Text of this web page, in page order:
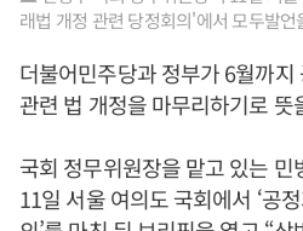
래법 개정 관련 당정회의'에서 모두발
더불어민주당과 정부가 6월까
관련 법 개정을 마무리하기로 뜻
국회 정무위원장을 맡고 있는
11일 서울 여의도 국회에서 ‘공